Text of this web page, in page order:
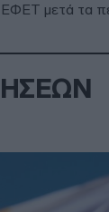
μετά τα